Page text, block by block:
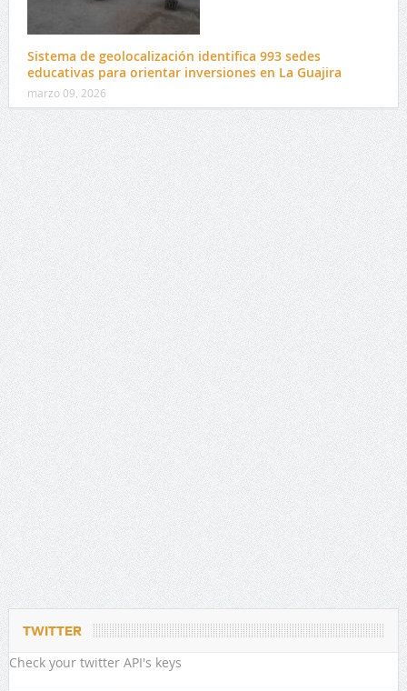
Sistema de geolocalización identifica 993 sedes
educativas para orientar inversiones en La Guajira
marzo 09, 2026
TWITTER
Check your twitter API's keys